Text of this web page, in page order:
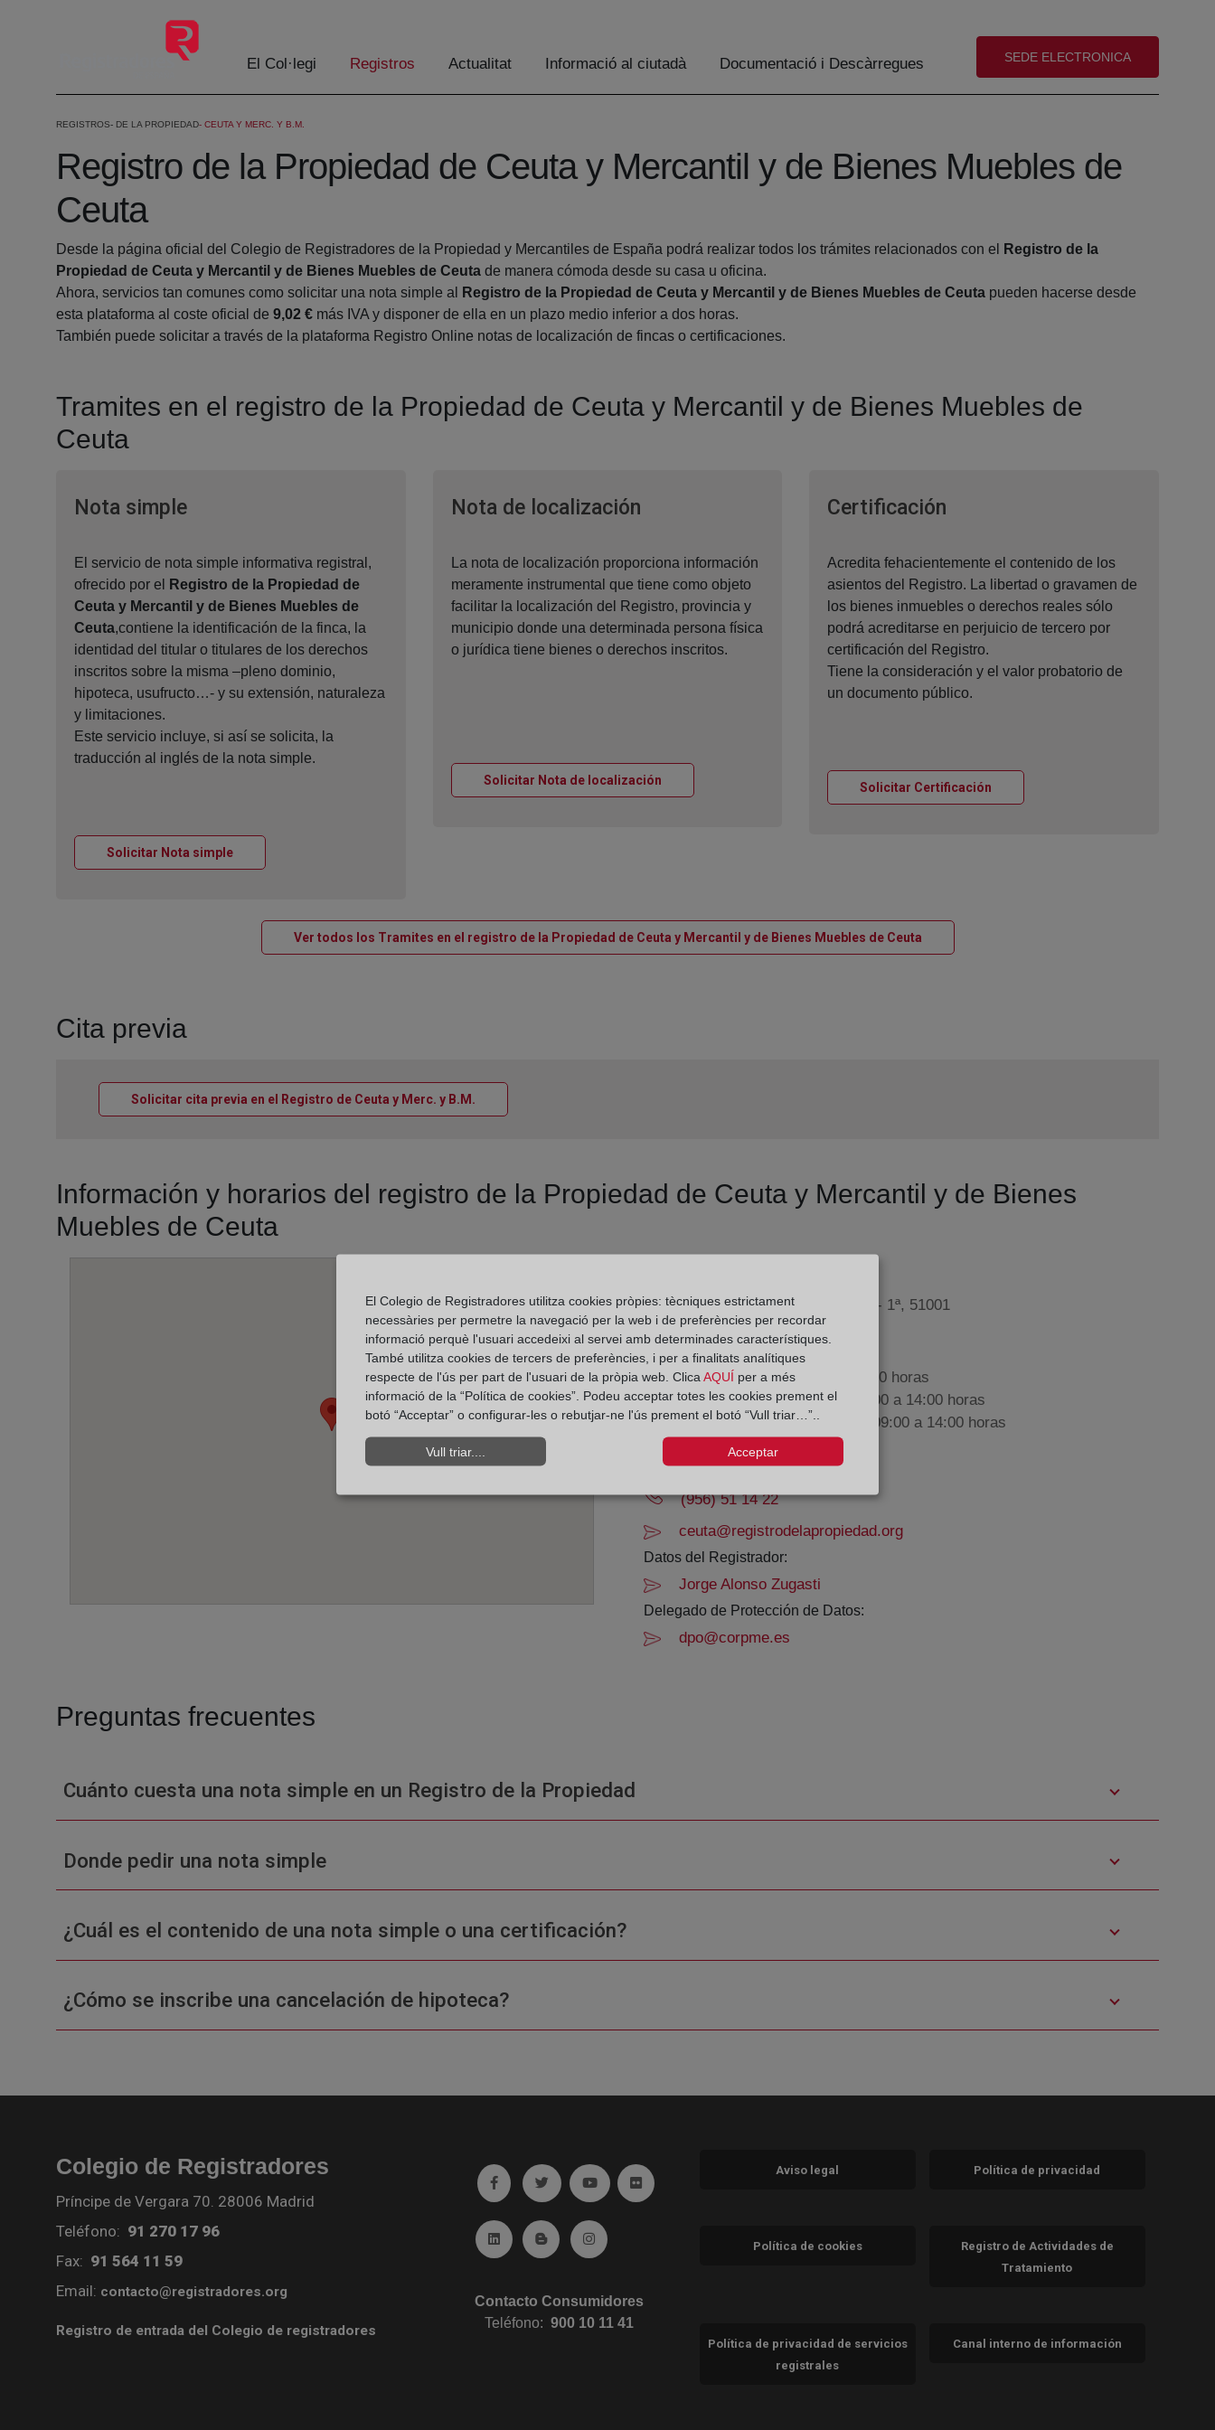
Salta al contingut principal
El Col·legi Registros Actualitat Informació al ciutadà Documentació i Descàrregues (abre en nueva ventana)
SEDE ELECTRONICA
REGISTROS DE LA PROPIEDAD CEUTA Y MERC. Y B.M.
Registro de la Propiedad de Ceuta y Mercantil y de Bienes Muebles de
Ceuta
Desde la página oficial del Colegio de Registradores de la Propiedad y Mercantiles de España podrá realizar todos los trámites relacionados con el
Registro de la
Propiedad de Ceuta y Mercantil y de Bienes Muebles de Ceuta de manera cómoda desde su casa u oficina.
Ahora, servicios tan comunes como solicitar una nota simple al
Registro de la Propiedad de Ceuta y Mercantil y de Bienes Muebles de Ceuta pueden hacerse desde
esta plataforma al coste oficial de 9,02 € más IVA y disponer de ella en un plazo medio inferior a dos horas.
También puede solicitar a través de la plataforma Registro Online notas de localización de fincas o certificaciones.
Tramites en el registro de la Propiedad de Ceuta y Mercantil y de Bienes Muebles de
Ceuta
Nota simpleVentana nueva
El servicio de nota simple informativa registral,
ofrecido por el
Registro de la Propiedad de
Ceuta y Mercantil y de Bienes Muebles de
Ceuta,contiene la identificación de la finca, la
identidad del titular o titulares de los derechos
inscritos sobre la misma –pleno dominio,
hipoteca, usufructo…- y su extensión, naturaleza
y limitaciones.
Este servicio incluye, si así se solicita, la
traducción al inglés de la nota simple.
Solicitar Nota simpleVentana nueva
Nota de localizaciónVentana nueva
La nota de localización proporciona información
meramente instrumental que tiene como objeto
facilitar la localización del Registro, provincia y
municipio donde una determinada persona física
o jurídica tiene bienes o derechos inscritos.
Solicitar Nota de localizaciónVentana nueva
Certificación
Acredita fehacientemente el contenido de los
asientos del Registro. La libertad o gravamen de
los bienes inmuebles o derechos reales sólo
podrá acreditarse en perjuicio de tercero por
certificación del Registro.
Tiene la consideración y el valor probatorio de
un documento público.
Solicitar Certificación
Ver todos los Tramites en el registro de la Propiedad de Ceuta y Mercantil y de Bienes Muebles de CeutaVentana nueva
Cita previa
Solicitar cita previa en el Registro de Ceuta y Merc. y B.M.
Información y horarios del registro de la Propiedad de Ceuta y Mercantil y de Bienes
Muebles de Ceuta
Paseo Alcalde Sánchez Prados, 6 - 1ª, 51001
Horario:
De lunes a viernes de 09:00 a 17:00 horas
Agosto: De lunes a viernes de 09:00 a 14:00 horas
Los días 24 y 31 de diciembre de 09:00 a 14:00 horas
(956) 51 14 22
ceuta@registrodelapropiedad.org
Datos del Registrador:
Jorge Alonso Zugasti
Delegado de Protección de Datos:
dpo@corpme.es
Preguntas frecuentes
Cuánto cuesta una nota simple en un Registro de la Propiedad
Donde pedir una nota simple
¿Cuál es el contenido de una nota simple o una certificación?
¿Cómo se inscribe una cancelación de hipoteca?
Colegio de Registradores
Príncipe de Vergara 70. 28006 Madrid
Teléfono: 91 270 17 96
Fax: 91 564 11 59
Email: contacto@registradores.org
Registro de entrada del Colegio de registradores
Ir a facebook (abre en ventana nueva)
Ir a twitter (abre en ventana nueva)
Ir a YouTube (abre en ventana nueva)
Ir a Flickr (abre en ventana nueva)
Ir a Linkedin (abre en ventana nueva)
Ir al Blog (abre en ventana nueva)
Ir a Instagram (abre en ventana nueva)
Contacto Consumidores
Teléfono:900 10 11 41
Aviso legal Política de privacidad
Política de cookies
Registro de Actividades de
Tratamiento
Política de privacidad de servicios
registrales
Canal interno de información
El Colegio de Registradores utilitza cookies pròpies: tècniques estrictament
necessàries per permetre la navegació per la web i de preferències per recordar
informació perquè l'usuari accedeixi al servei amb determinades característiques.
També utilitza cookies de tercers de preferències, i per a finalitats analítiques
respecte de l'ús per part de l'usuari de la pròpia web. Clica AQUÍ per a més
informació de la “Política de cookies”. Podeu acceptar totes les cookies prement el
botó “Acceptar” o configurar-les o rebutjar-ne l'ús prement el botó “Vull triar…”..
Vull triar.... Acceptar